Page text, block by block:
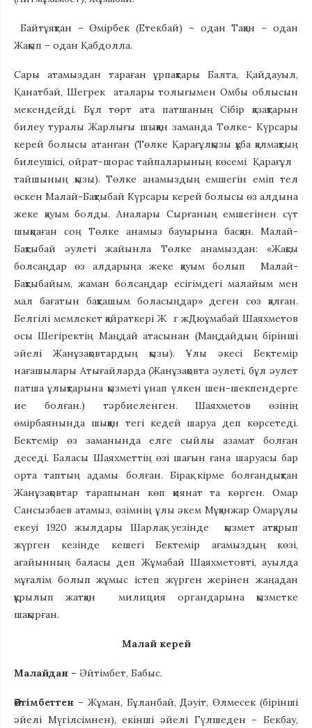
Байтұяқтан – Өмірбек (Етекбай) – одан Тақан – одан
Жақып – одан Қабдолла.
Сары атамыздан тараған ұрпақтары Балта, Қайдауыл,
Қанатбай, Шегрек аталары толығымен Омбы облысын
мекендейді. Бұл төрт ата патшаның Сібір қазақтарын
билеу туралы Жарлығы шыққан заманда Төлке- Күрсары
керей болысы атанған (Төлке Қарағұлқызы құба қалмақтың
билеушісі, ойрат-шорас тайпаларының көсемі Қарағұл
тайшының қызы). Төлке анамыздың емшегін еміп тел
өскен Малай-Бақтыбай Күрсары керей болысы өз алдына
жеке қауым болды. Аналары Сырғаның емшегінен сүт
шықпаған соң Төлке анамыз бауырына басқан. Малай-
Бақтыбай әулеті жайынла Төлке анамыздан: «Жақсы
болсаңдар өз алдарыңа жеке қауым болып Малай-
Бақтыбайым, жаман болсаңдар есігімдегі малайым мен
мал бағатын бақташым боласыңдар» деген сөз қалған.
Белгілі мемлекет қайраткері Ж г жДюұмабай Шаяхметов
осы Шегіректің Маңдай атасынан (Маңдайдың бірінші
әйелі Жанұзақовтардың қызы). Ұлы әкесі Бектемір
нағашылары Атығайларда (Жанұзақовта әулеті, бұл әулет
патша ұлықтарына қызметі ұнап үлкен шен-шекпендерге
ие болған.) тәрбиеленген. Шаяхметов өзінің
өмірбаянында шыққан тегі кедей шаруа деп көрсетеді.
Бектемір өз заманында елге сыйлы азамат болған
деседі. Баласы Шаяхметтің өзі шағын ғана шаруасы бар
орта таптың адамы болған. Бірақ кірме болғандықтан
Жанұзақовтар тарапынан көп қиянат та көрген. Омар
Сансызбаев атамыз, өзімнің ұлы әкем Мұқанжар Омарұлы
екеуі 1920 жылдары Шарлақ уезінде қызмет атқарып
жүрген кезінде кешегі Бектемір ағамыздың көзі,
ағайынның баласы деп Жұмабай Шаяхметовті, ауылда
мұғалім болып жұмыс істеп жүрген жерінен жаңадан
құрылып жатқан милиция органдарына қызметке
шақырған.
Малай керей
Малайдан – Әйтімбет, Бабыс.
Әйтімбеттен – Жұман, Бұланбай, Дәуіт, Өлмесек (бірінші
әйелі Мүгілсімнен), екінші әйелі Гүлшеден – Бекбау,